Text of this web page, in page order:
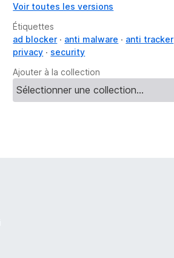
Voir toutes les versions
Étiquettes
ad blocker
anti malware anti tracker
privacy
security
Ajouter à la collection